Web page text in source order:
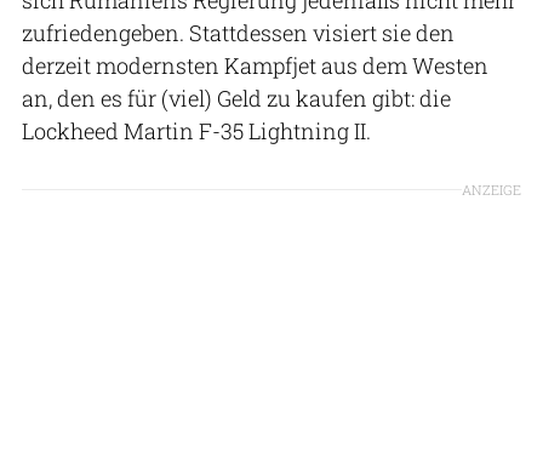
zufriedengeben. Stattdessen visiert sie den
derzeit modernsten Kampfjet aus dem Westen
an, den es für (viel) Geld zu kaufen gibt: die
Lockheed Martin F-35 Lightning II.
ANZEIGE